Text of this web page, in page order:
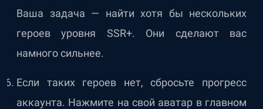
Ваша задача — найти хотя бы нескольких
героев уровня SSR+. Они сделают вас
намного сильнее.
Если таких героев нет, сбросьте прогресс
аккаунта. Нажмите на свой аватар в главном